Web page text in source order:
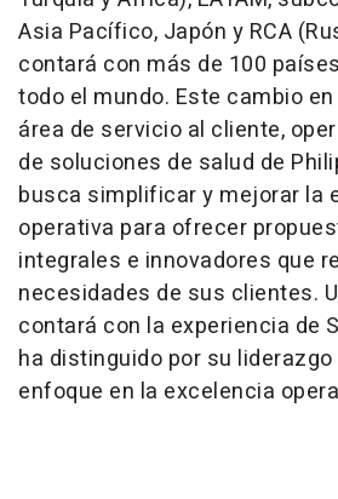
Asia Pacífico, Japón y RCA
contará con más de 100
todo el mundo. Este cambio
área de servicio al cliente,
de soluciones de salud de
busca simplificar y mejorar la
operativa para ofrecer
integrales e innovadores que
necesidades de sus clientes.
contará con la experiencia de
ha distinguido por su
enfoque en la excelencia